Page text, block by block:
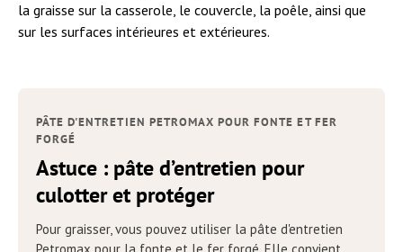
la graisse sur la casserole, le couvercle, la poêle, ainsi que
sur les surfaces intérieures et extérieures.
PÂTE D'ENTRETIEN PETROMAX POUR FONTE ET FER
FORGÉ
Astuce : pâte d’entretien pour
culotter et protéger
Pour graisser, vous pouvez utiliser la pâte d'entretien
Petromax pour la fonte et le fer forgé. Elle convient